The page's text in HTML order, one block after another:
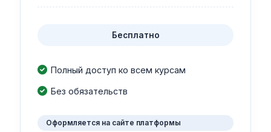
Бесплатно
Полный доступ ко всем курсам
Без обязательств
Оформляется на сайте платформы